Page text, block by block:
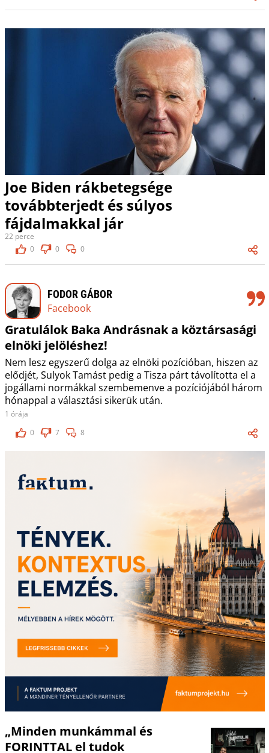
Joe Biden rákbetegsége
továbbterjedt és súlyos
fájdalmakkal jár
22 perce
0
0 0
FODOR GÁBOR
Facebook
Gratulálok Baka Andrásnak a köztársasági
elnöki jelöléshez!
Nem lesz egyszerű dolga az elnöki pozícióban, hiszen az
elődjét, Sulyok Tamást pedig a Tisza párt távolította el a
jogállami normákkal szembemenve a pozíciójából három
hónappal a választási sikerük után.
1 órája
0
7 8
„Minden munkámmal és
FORINTTAL el tudok